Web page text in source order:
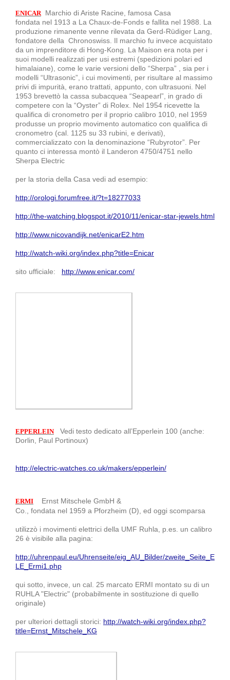
ENICAR Marchio di Ariste Racine, famosa Casa
fondata nel 1913 a La Chaux-de-Fonds e fallita nel 1988. La
produzione rimanente venne rilevata da Gerd-Rüdiger Lang,
fondatore della Chronoswiss. Il marchio fu invece acquistato
da un imprenditore di Hong-Kong. La Maison era nota per i
suoi modelli realizzati per usi estremi (spedizioni polari ed
himalaiane), come le varie versioni dello “Sherpa” , sia per i
modelli “Ultrasonic”, i cui movimenti, per risultare al massimo
privi di impurità, erano trattati, appunto, con ultrasuoni. Nel
1953 brevettò la cassa subacquea “Seapearl”, in grado di
competere con la “Oyster” di Rolex. Nel 1954 ricevette la
qualifica di cronometro per il proprio calibro 1010, nel 1959
produsse un proprio movimento automatico con qualifica di
cronometro (cal. 1125 su 33 rubini, e derivati),
commercializzato con la denominazione “Rubyrotor”. Per
quanto ci interessa montò il Landeron 4750/4751 nello
Sherpa Electric
per la storia della Casa vedi ad esempio:
http://orologi.forumfree.it/?t=18277033
http://the-watching.blogspot.it/2010/11/enicar-star-jewels.html
http://www.nicovandijk.net/enicarE2.htm
http://watch-wiki.org/index.php?title=Enicar
sito ufficiale: http://www.enicar.com/
EPPERLEINVedi testo dedicato all’Epperlein 100 (anche:
Dorlin, Paul Portinoux)
http://electric-watches.co.uk/makers/epperlein/
ERMI
Ernst Mitschele GmbH &
Co., fondata nel 1959 a Pforzheim (D), ed oggi scomparsa
utilizzò i movimenti elettrici della UMF Ruhla, p.es. un calibro
26 è visibile alla pagina:
http://uhrenpaul.eu/Uhrenseite/eig_AU_Bilder/zweite_Seite_E
LE_Ermi1.php
qui sotto, invece, un cal. 25 marcato ERMI montato su di un
RUHLA "Electric" (probabilmente in sostituzione di quello
originale)
per ulteriori dettagli storici: http://watch-wiki.org/index.php?
title=Ernst_Mitschele_KG